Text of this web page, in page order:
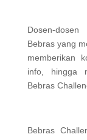
Dosen-
Bebras yang
memberikan
info, hingga
Bebras
Bebras